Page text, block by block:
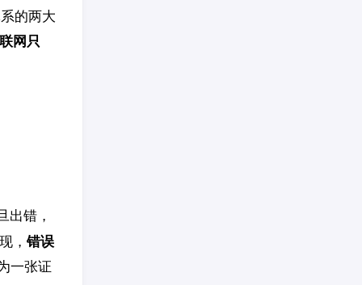
的两大
网只
出错，
， 错误
一张证